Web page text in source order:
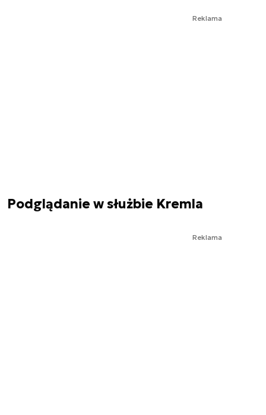
Reklama
Podglądanie w służbie Kremla
Reklama